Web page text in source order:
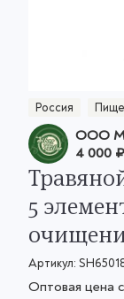
Россия
ООО
4 000 ₽
5
Артикул:
Оптовая цена